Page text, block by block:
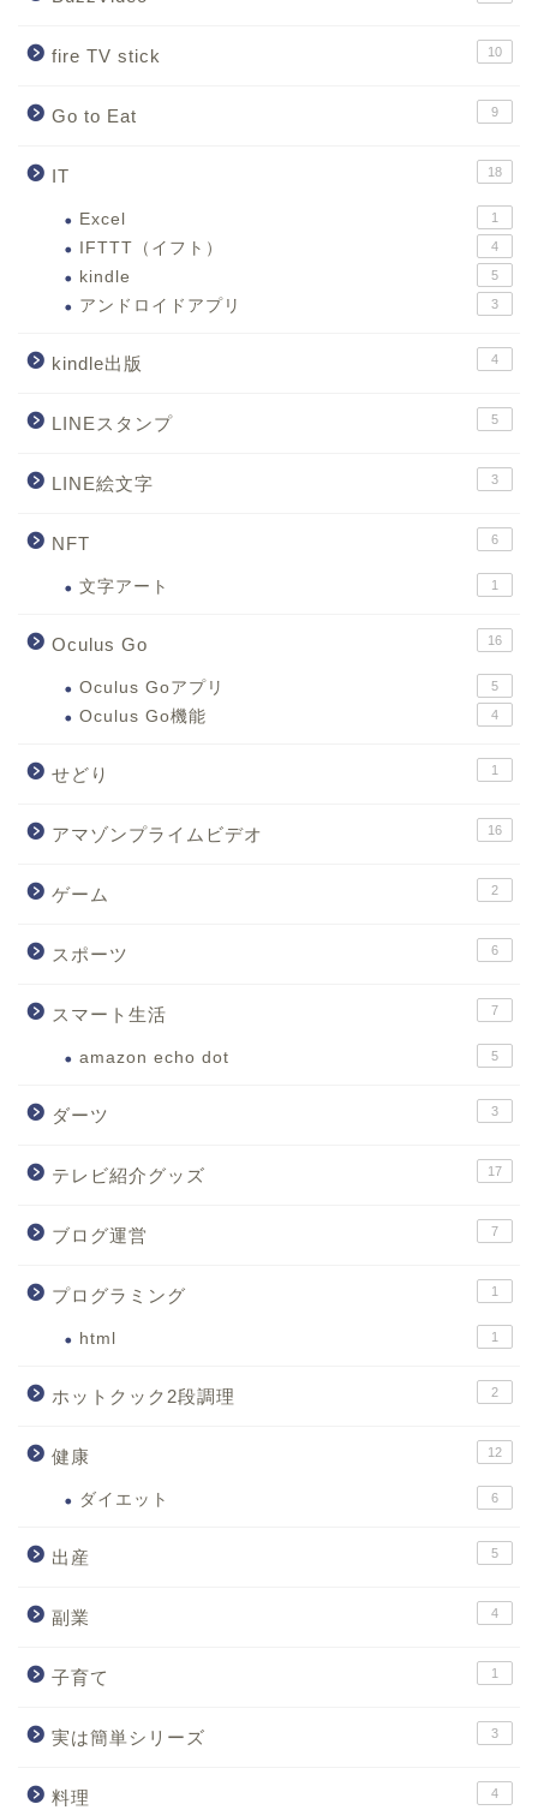
fire TV stick 10
Go to Eat 9
IT 18
Excel 1
IFTTT（イフト） 4
kindle 5
アンドロイドアプリ 3
kindle出版 4
LINEスタンプ 5
LINE絵文字 3
NFT 6
文字アート 1
Oculus Go 16
Oculus Goアプリ 5
Oculus Go機能 4
せどり 1
アマゾンプライムビデオ 16
ゲーム 2
スポーツ 6
スマート生活 7
amazon echo dot 5
ダーツ 3
テレビ紹介グッズ 17
ブログ運営 7
プログラミング 1
html 1
ホットクック2段調理 2
健康 12
ダイエット 6
出産 5
副業 4
子育て 1
実は簡単シリーズ 3
料理 4